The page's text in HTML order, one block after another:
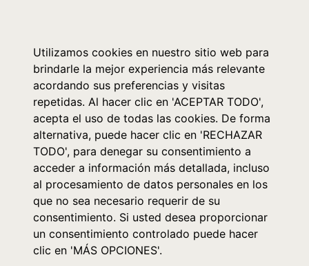
Utilizamos cookies en nuestro sitio web para
brindarle la mejor experiencia más relevante
acordando sus preferencias y visitas
repetidas. Al hacer clic en 'ACEPTAR TODO',
acepta el uso de todas las cookies. De forma
alternativa, puede hacer clic en 'RECHAZAR
TODO', para denegar su consentimiento a
acceder a información más detallada, incluso
al procesamiento de datos personales en los
que no sea necesario requerir de su
consentimiento. Si usted desea proporcionar
un consentimiento controlado puede hacer
clic en 'MÁS OPCIONES'.